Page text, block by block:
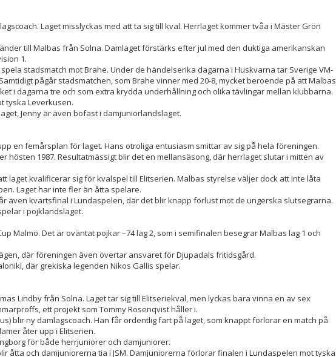
Laget misslyckas med att ta sig till kval. Herrlaget kommer tvåa i Mäster Grön
till Malbas från Solna. Damlaget förstärks efter jul med den duktiga amerikanskan
1.
stadsmatch mot Brahe. Under de händelserika dagarna i Huskvarna tar Sverige VM-
pågår stadsmatchen, som Brahe vinner med 20-8, mycket beroende på att Malbas
i dagarna tre och som extra krydda underhållning och olika tävlingar mellan klubbarna.
tyska Leverkusen.
Jenny är även bofast i damjuniorlandslaget.
en femårsplan för laget. Hans otroliga entusiasm smittar av sig på hela föreningen.
hösten 1987. Resultatmässigt blir det en mellansäsong, där herrlaget slutar i mitten av
laget kvalificerar sig för kvalspel till Elitserien. Malbas styrelse väljer dock att inte låta
Laget har inte fler än åtta spelare.
även kvartsfinal i Lundaspelen, där det blir knapp förlust mot de ungerska slutsegrarna.
i pojklandslaget.
Malmö. Det är oväntat pojkar –74 lag 2, som i semifinalen besegrar Malbas lag 1 och
där föreningen även övertar ansvaret för Djupadals fritidsgård.
där grekiska legenden Nikos Gallis spelar.
Lindby från Solna. Laget tar sig till Elitseriekval, men lyckas bara vinna en av sex
ett projekt som Tommy Rosenqvist håller i.
blir ny damlagscoach. Han får ordentlig fart på laget, som knappt förlorar en match på
åter upp i Elitserien.
för både herrjuniorer och damjuniorer.
åtta och damjuniorerna tia i JSM. Damjuniorerna förlorar finalen i Lundaspelen mot tyska